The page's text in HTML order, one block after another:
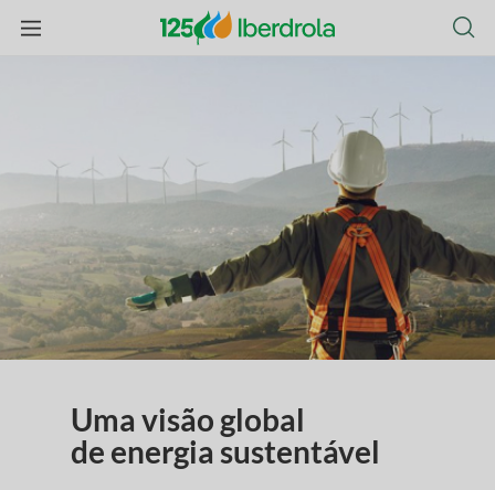
Uma visão global
de energia sustentável